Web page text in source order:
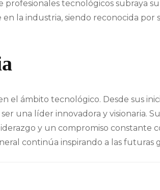
tecnológicos subraya
la industria, siendo reconocida
el ámbito tecnológico. Desde sus
una líder innovadora y visionaria.
y un compromiso constante
continúa inspirando a las futuras